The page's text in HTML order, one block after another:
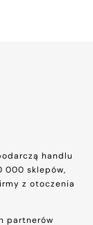
handlu
000 sklepów,
z otoczenia
partnerów